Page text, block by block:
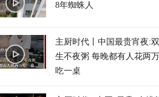
8年蜘蛛人
主厨时代丨中国最贵宵夜:双
生不夜粥 每晚都有人花两万
吃一桌